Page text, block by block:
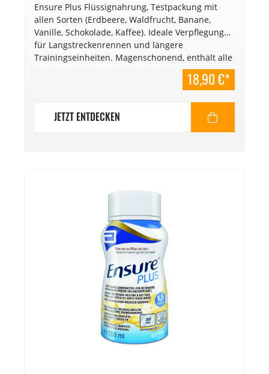
Ensure Plus Flüssignahrung, Testpackung mit
allen Sorten (Erdbeere, Waldfrucht, Banane,
Vanille, Schokolade, Kaffee). Ideale Verpflegung
für Langstreckenrennen und längere
Trainingseinheiten. Magenschonend, enthält alle
wichtigen Vitalstoffe, hochkalorisch. Inhalt18,90 €*
JETZT ENTDECKEN